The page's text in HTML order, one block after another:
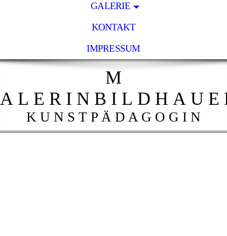
GALERIE
KONTAKT
IMPRESSUM
M
A L E R I N B I L D H A U E
K U N S T P Ä D A G O G I N